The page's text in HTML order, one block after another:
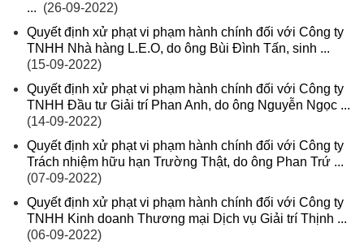
... (26-09-2022)
Quyết định xử phạt vi phạm hành chính đối với Công ty
TNHH Nhà hàng L.E.O, do ông Bùi Đình Tấn, sinh ...
(15-09-2022)
Quyết định xử phạt vi phạm hành chính đối với Công ty
TNHH Đầu tư Giải trí Phan Anh, do ông Nguyễn Ngọc ...
(14-09-2022)
Quyết định xử phạt vi phạm hành chính đối với Công ty
Trách nhiệm hữu hạn Trường Thật, do ông Phan Trứ ...
(07-09-2022)
Quyết định xử phạt vi phạm hành chính đối với Công ty
TNHH Kinh doanh Thương mại Dịch vụ Giải trí Thịnh ...
(06-09-2022)